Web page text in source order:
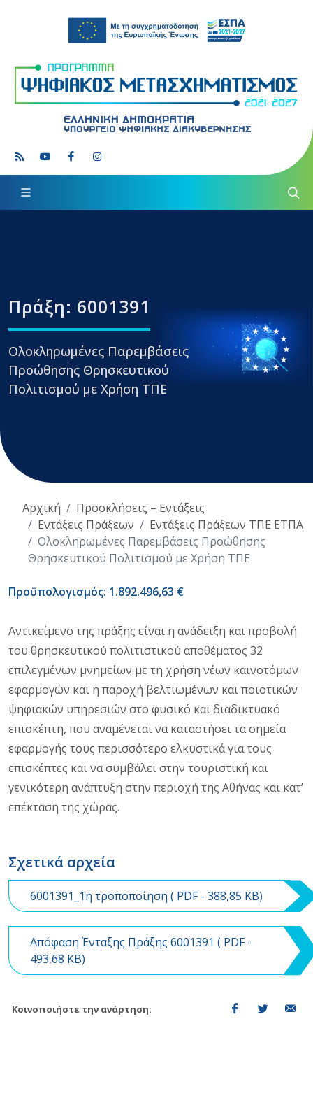
Πράξη: 6001391
Ολοκληρωμένες Παρεμβάσεις
Προώθησης Θρησκευτικού
Πολιτισμού με Χρήση ΤΠΕ
Αρχική
Προσκλήσεις – Εντάξεις
Εντάξεις Πράξεων
Εντάξεις Πράξεων ΤΠΕ ΕΤΠΑ
Ολοκληρωμένες Παρεμβάσεις Προώθησης
Θρησκευτικού Πολιτισμού με Χρήση ΤΠΕ
Προϋπολογισμός: 1.892.496,63 €
Αντικείμενο της πράξης είναι η ανάδειξη και προβολή
του θρησκευτικού πολιτιστικού αποθέματος 32
επιλεγμένων μνημείων με τη χρήση νέων καινοτόμων
εφαρμογών και η παροχή βελτιωμένων και ποιοτικών
ψηφιακών υπηρεσιών στο φυσικό και διαδικτυακό
επισκέπτη, που αναμένεται να καταστήσει τα σημεία
εφαρμογής τους περισσότερο ελκυστικά για τους
επισκέπτες και να συμβάλει στην τουριστική και
γενικότερη ανάπτυξη στην περιοχή της Αθήνας και κατ’
επέκταση της χώρας.
Σχετικά αρχεία
6001391_1η τροποποίηση ( PDF- 388,85 KB)
Απόφαση Ένταξης Πράξης 6001391 ( PDF-
493,68 KB)
Κοινοποιήστε την ανάρτηση: